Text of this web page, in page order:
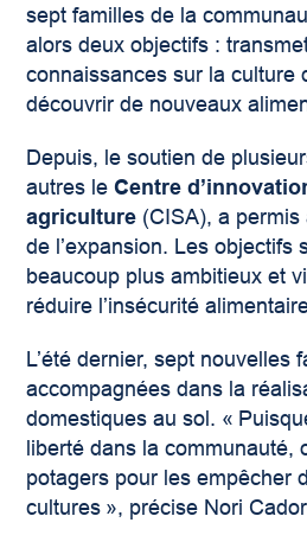
sept familles de la
alors deux objectifs :
connaissances sur la culture
découvrir de nouveaux
Depuis, le soutien de
autres leCentre
agriculture (CISA), a
de l’expansion. Les objectifs
beaucoup plus ambitieux et
réduire l’insécurité
L’été dernier, sept nouvelles
accompagnées dans la
domestiques au sol. «
liberté dans la communauté,
potagers pour les empêcher
cultures », précise Nori